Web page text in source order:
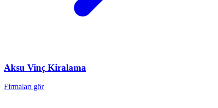
Aksu Vinç Kiralama
Firmaları gör